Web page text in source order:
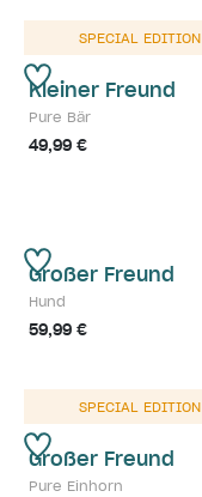
SPECIAL EDITION
Kleiner Freund
Pure Bär
49,99 €
Großer Freund
Hund
59,99 €
SPECIAL EDITION
Großer Freund
Pure Einhorn